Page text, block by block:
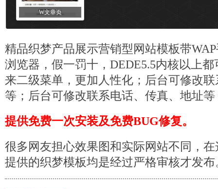
W文章页
精品织梦产品展示营销型 网站模板带
浏览器，假一罚十，DEDE5.5内核以上
来二级菜单，更加人性化；后台可修改
等；后台可修改联系电话、传真、地址等
提供免费一次安装及免费BUG修复。
很多网友担心效果图和实际网站不同，
提供的织梦模板均是经过严格审核才发布